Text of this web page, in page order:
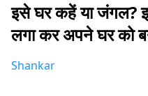
इसे घर कहें या जंगल?
लगा कर अपने घर को
Shankar